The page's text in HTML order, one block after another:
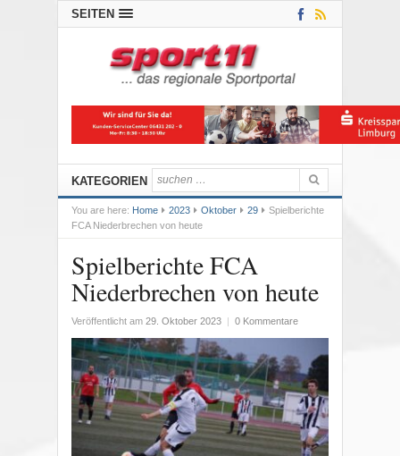
SEITEN
KATEGORIEN
You are here: Home 2023 Oktober 29
Spielberichte
FCA Niederbrechen von heute
Spielberichte FCA
Niederbrechen von heute
Veröffentlicht am 29. Oktober 2023 0 Kommentare